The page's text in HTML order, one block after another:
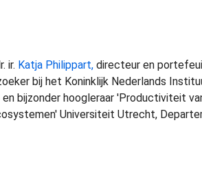
ir. Katja Philippart, directeur en
bij het Koninklijk Nederlands
en bijzonder hoogleraar 'Productiviteit
Universiteit Utrecht,